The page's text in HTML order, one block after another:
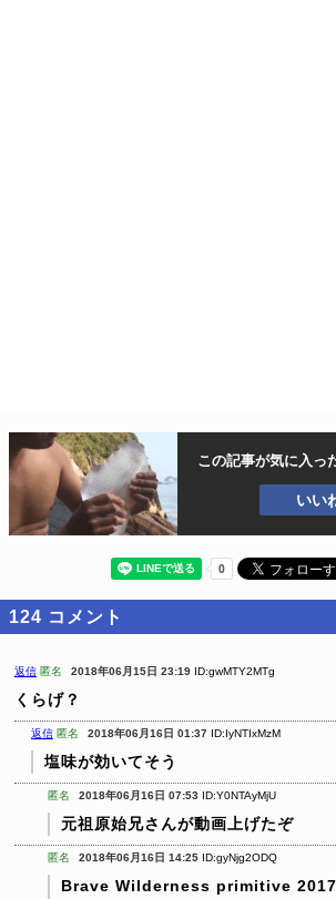
この記事が気に入っ
いい
124 コメント
返信 匿名 2018年06月15日 23:19 ID:gwMTY2MTg
くらげ？
返信 匿名 2018年06月16日 01:37 ID:IyNTIxMzM
塩味が効いてそう
匿名 2018年06月16日 07:53 ID:Y0NTAyMjU
元祖原始兄さんが動画上げたぞ
匿名 2018年06月16日 14:25 ID:gyNjg2ODQ
Brave Wilderness primitive